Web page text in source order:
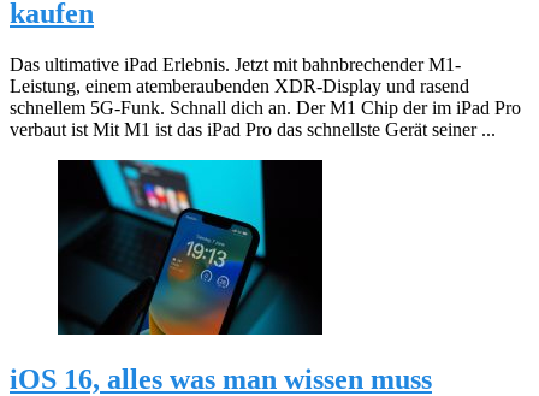
kaufen
Das ultimative iPad Erlebnis. Jetzt mit bahnbrechender M1-
Leistung, einem atemberaubenden XDR-Display und rasend
schnellem 5G-Funk. Schnall dich an. Der M1 Chip der im iPad Pro
verbaut ist Mit M1 ist das iPad Pro das schnellste Gerät seiner ...
iOS 16, alles was man wissen muss